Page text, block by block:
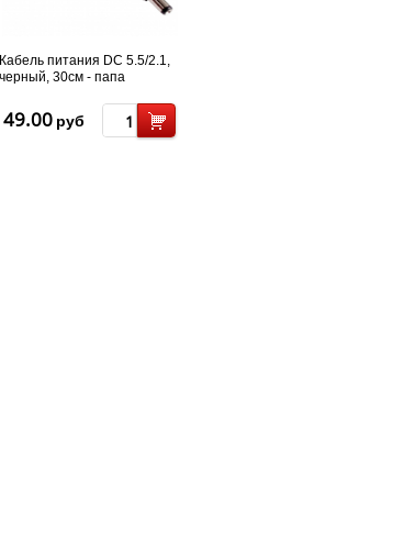
Кабель питания DC 5.5/2.1,
черный, 30см - папа
49.00 руб